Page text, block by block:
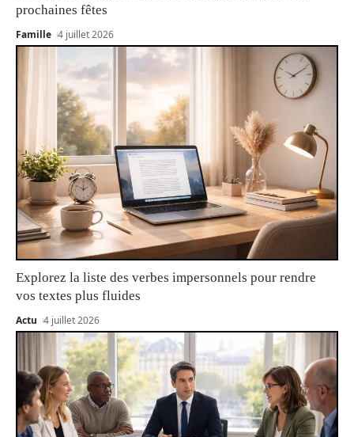
prochaines fêtes
Famille 4 juillet 2026
Explorez la liste des verbes impersonnels pour rendre
vos textes plus fluides
Actu 4 juillet 2026